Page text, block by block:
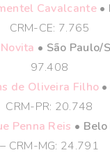
Cavalcante•
CRM-CE: 7.765
• São Paulo/
97.408
de Oliveira Filho
CRM-PR: 20.748
Penna Reis •
– CRM-MG: 24.791